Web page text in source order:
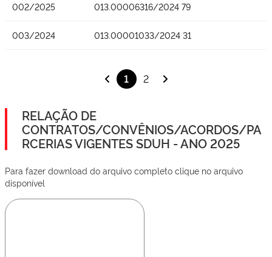
002/2025 013.00006316/2024 79
003/2024 013.00001033/2024 31
1 2
RELAÇÃO DE
CONTRATOS/CONVÊNIOS/ACORDOS/PA
RCERIAS VIGENTES SDUH - ANO 2025
Para fazer download do arquivo completo clique no arquivo
disponível